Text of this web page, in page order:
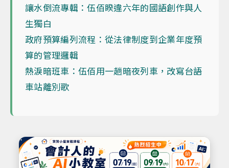
讓水倒流專輯：伍佰睽違六年的國語創作與人
生獨白
政府預算編列流程：從法律制度到企業年度預
算的管理邏輯
熱淚暗班車：伍佰用一趟暗夜列車，改寫台語
車站離別歌